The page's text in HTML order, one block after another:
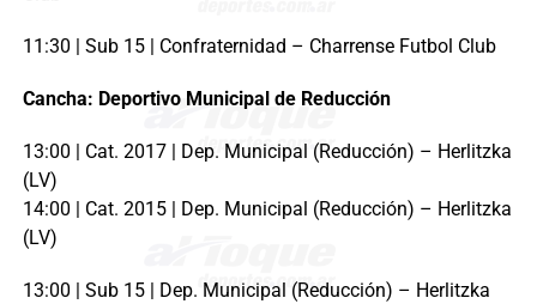
11:30 | Sub 15 | Confraternidad – Charrense Futbol Club
Cancha: Deportivo Municipal de Reducción
13:00 | Cat. 2017 | Dep. Municipal (Reducción) – Herlitzka
(LV)
14:00 | Cat. 2015 | Dep. Municipal (Reducción) – Herlitzka
(LV)
13:00 | Sub 15 | Dep. Municipal (Reducción) – Herlitzka